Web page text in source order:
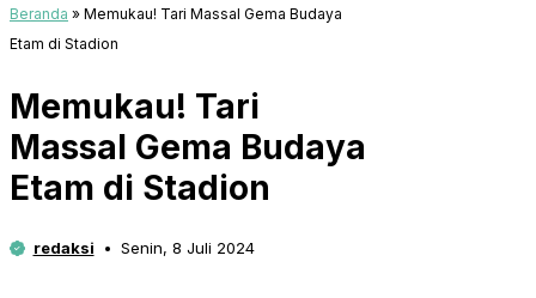
Beranda » Memukau! Tari Massal Gema Budaya
Etam di Stadion
Memukau! Tari
Massal Gema Budaya
Etam di Stadion
redaksi Senin, 8 Juli 2024